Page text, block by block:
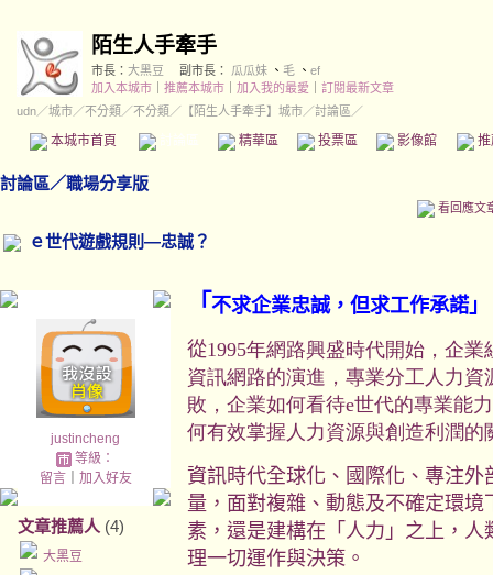
陌生人手牽手
市長： 大黑豆 副市長： 瓜瓜妹 、 毛 、 ef
加入本城市
推薦本城市 加入我的最愛
訂閱最新文章
udn／城市／不分類 ／不分類 ／ 【陌生人手牽手】城市／討論區／
本城市首頁 精華區 投票區 影像館
討論區／職場分享版
看回應文
ｅ世代遊戲規則—忠誠？
justincheng
等級：
留言｜ 加入好友
文章推薦人 (4)
大黑豆
「 不求企業忠誠，但求工作承諾
從1995年網路興盛時代開始，企
資訊網路的演進，專業分工人力
敗，企業如何看待e世代的專業能
何有效掌握人力資源與創造利潤的
資訊時代全球化、國際化、專注
量，面對複雜、動態及不確定環
素，還是建構在「人力」之上，
理一切運作與決策。